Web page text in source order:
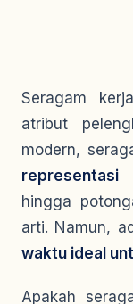
Seragam
atribut
modern,
representasi
hingga
arti. Namun,
waktu ideal
Apakah